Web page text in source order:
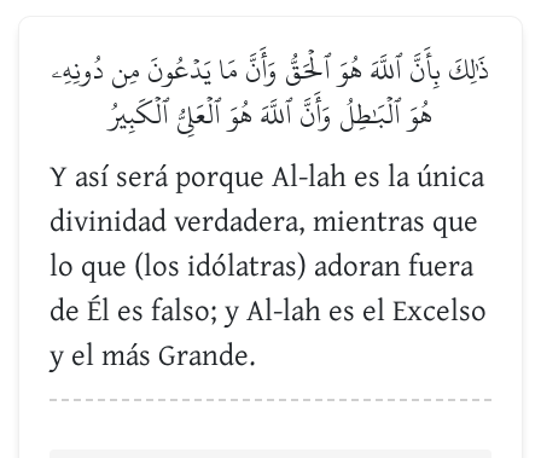
ذَٰلِكَ بِأَنَّ ٱللَّهَ هُوَ ٱلۡحَقُّ وَأَنَّ مَا يَدۡعُونَ مِن دُونِهِۦ
هُوَ ٱلۡبَٰطِلُ وَأَنَّ ٱللَّهَ هُوَ ٱلۡعَلِيُّ ٱلۡكَبِيرُ
Y así será porque Al-lah es la única
divinidad verdadera, mientras que
lo que (los idólatras) adoran fuera
de Él es falso; y Al-lah es el Excelso
y el más Grande.